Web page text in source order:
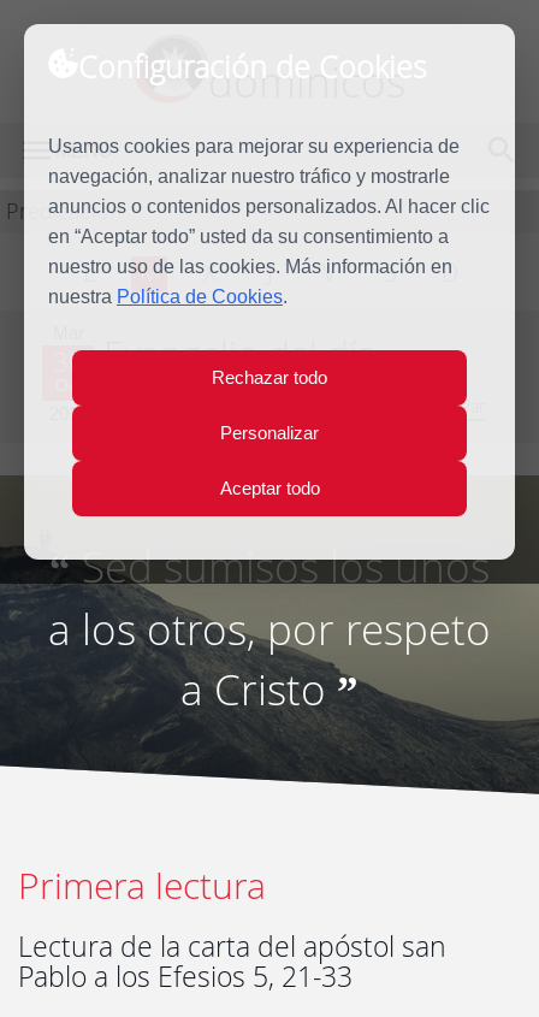
Configuración de Cookies
Usamos cookies para mejorar su experiencia de
navegación, analizar nuestro tráfico y mostrarle
anuncios o contenidos personalizados. Al hacer clic
en “Aceptar todo” usted da su consentimiento a
nuestro uso de las cookies. Más información en
nuestra Política de Cookies.
Rechazar todo
Personalizar
Aceptar todo
dominicos
MENÚ
Predicación
L M X J V S D
30
2012
Evangelio del día
Trigésima semana del Tiempo Ordinario - Año Par
“Sed sumisos los unos
a los otros, por respeto
a Cristo”
Primera lectura
Lectura de la carta del apóstol san
Pablo a los Efesios 5, 21-33